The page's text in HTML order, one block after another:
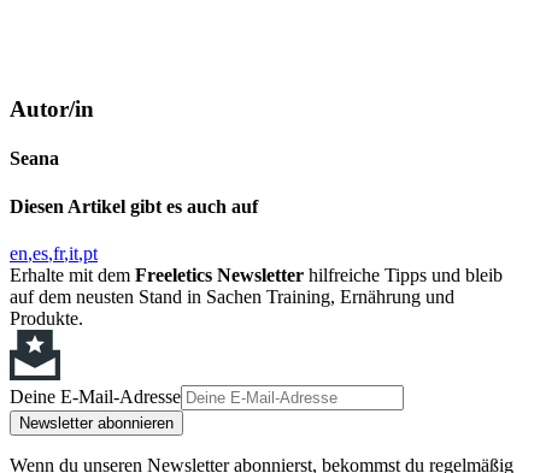
Autor/in
Seana
Diesen Artikel gibt es auch auf
en es fr it pt
Erhalte mit dem Freeletics Newsletter hilfreiche Tipps und bleib
auf dem neusten Stand in Sachen Training, Ernährung und
Produkte.
Deine E-Mail-Adresse
Newsletter abonnieren
Wenn du unseren Newsletter abonnierst, bekommst du regelmäßig